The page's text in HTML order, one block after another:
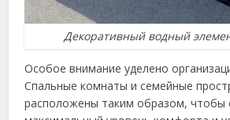
Декоративный водный
Особое внимание уделено
Спальные комнаты и семейные
расположены таким образом, чтобы